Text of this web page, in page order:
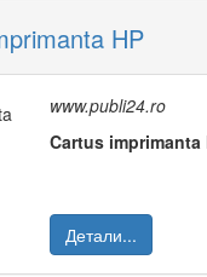
HP
www.publi24.ro
Cartus imprimanta
Детали...